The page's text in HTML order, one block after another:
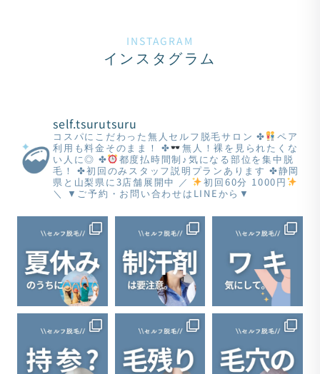
INSTAGRAM
インスタグラム
self.tsurutsuru
コスパにこだわった無人セルフ脱毛サロン ✤
ペア
利用も料金そのまま！
✤
無人！裸を見られたくな
い人に◎ ✤
都度払時間制♪気になる部位を集中脱
毛！
✤初回のみスタッフ説明プランあります ✤静岡
県と山梨県に3店舗展開中 ／
初回60分 1000円
＼
▼ご予約・お問い合わせはLINEから▼